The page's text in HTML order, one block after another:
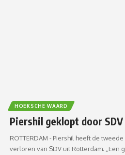
HOEKSCHE WAARD
Piershil geklopt door SDV
ROTTERDAM - Piershil heeft de
verloren van SDV uit Rotterdam. ,,Een